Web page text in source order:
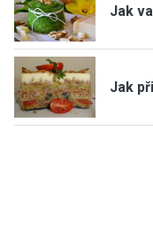
Jak
Jak